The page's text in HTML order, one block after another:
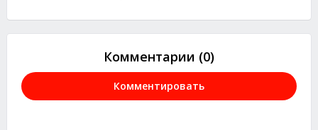
Комментарии (0)
Комментировать